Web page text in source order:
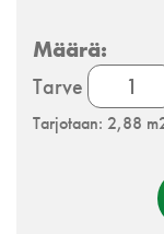
TarveGyptone
Line
määrä
Tarjotaan: 2,88